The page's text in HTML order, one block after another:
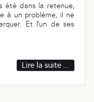
été dans la retenue,
à un problème, il ne
Et l’un de ses
Lire la suite ...